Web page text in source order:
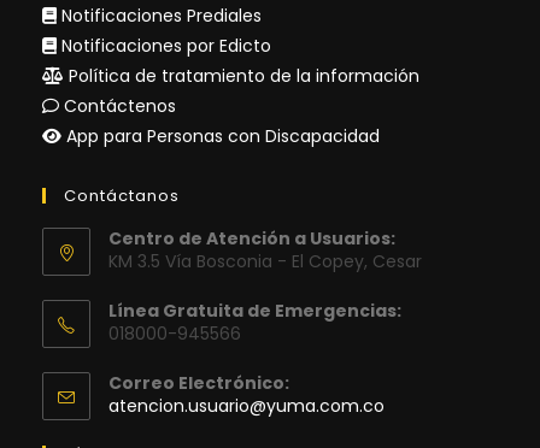
Notificaciones Prediales
Notificaciones por Edicto
Política de tratamiento de la información
Contáctenos
App para Personas con Discapacidad
Contáctanos
Centro de Atención a Usuarios:
KM 3.5 Vía Bosconia - El Copey, Cesar
Línea Gratuita de Emergencias:
018000-945566
Correo Electrónico:
atencion.usuario@yuma.com.co